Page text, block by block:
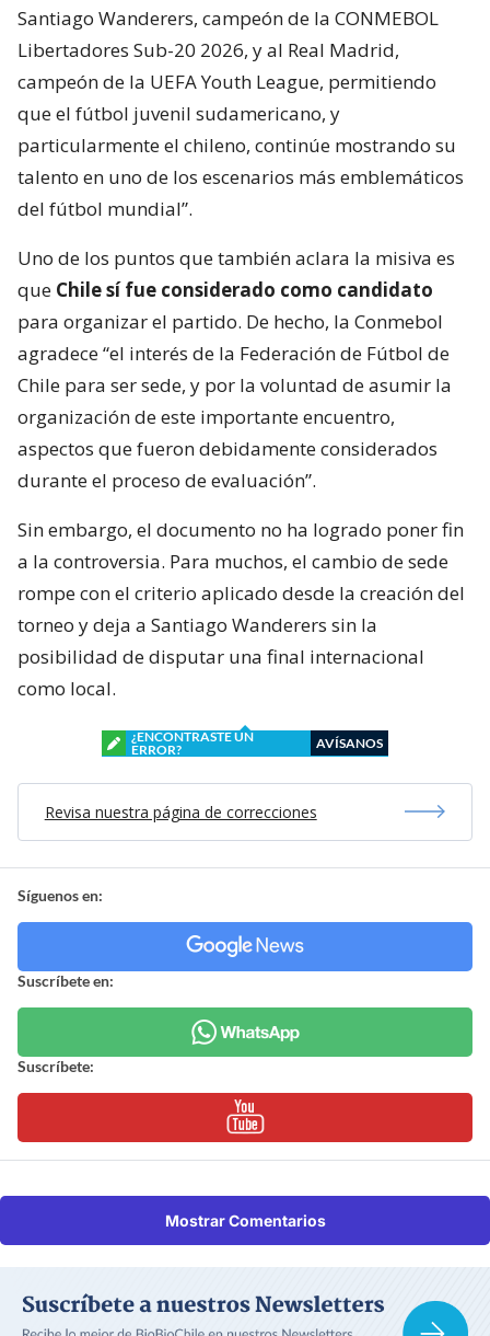
Santiago Wanderers, campeón de la CONMEBOL
Libertadores Sub-20 2026, y al Real Madrid,
campeón de la UEFA Youth League, permitiendo
que el fútbol juvenil sudamericano, y
particularmente el chileno, continúe mostrando su
talento en uno de los escenarios más emblemáticos
del fútbol mundial”.
Uno de los puntos que también aclara la misiva es
que Chile sí fue considerado como candidato
para organizar el partido. De hecho, la Conmebol
agradece “el interés de la Federación de Fútbol de
Chile para ser sede, y por la voluntad de asumir la
organización de este importante encuentro,
aspectos que fueron debidamente considerados
durante el proceso de evaluación”.
Sin embargo, el documento no ha logrado poner fin
a la controversia. Para muchos, el cambio de sede
rompe con el criterio aplicado desde la creación del
torneo y deja a Santiago Wanderers sin la
posibilidad de disputar una final internacional
como local.
¿ENCONTRASTE UN
ERROR?
AVÍSANOS
Revisa nuestra página de correcciones
Síguenos en:
Suscríbete en:
Suscríbete:
Mostrar Comentarios